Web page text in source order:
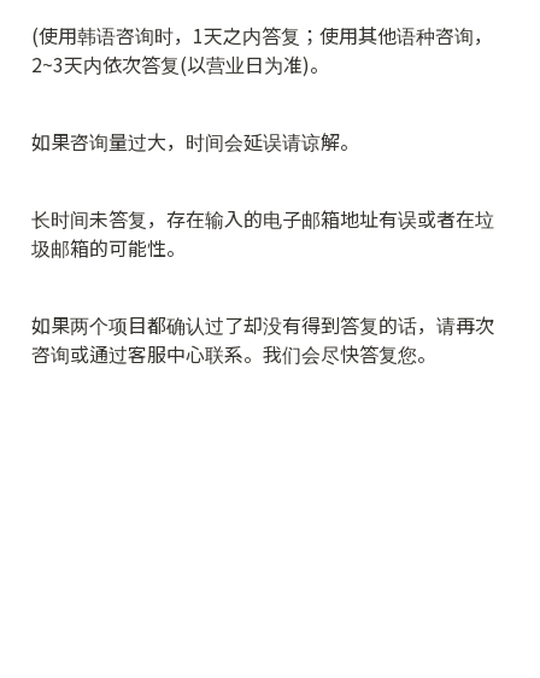
(使用韩语咨询时，1天之内答复；使用其他语种咨询，
2~3天内依次答复(以营业日为准)。
如果咨询量过大，时间会延误请谅解。
长时间未答复，存在输入的电子邮箱地址有误或者在垃
圾邮箱的可能性。
如果两个项目都确认过了却没有得到答复的话，请再次
咨询或通过客服中心联系。我们会尽快答复您。